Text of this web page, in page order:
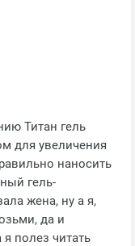
Титан гель
для увеличения
наносить
гель-
жена, ну а я,
да и
я полез читать